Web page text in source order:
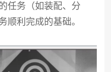
任务（如装配、分
顺利完成的基础。